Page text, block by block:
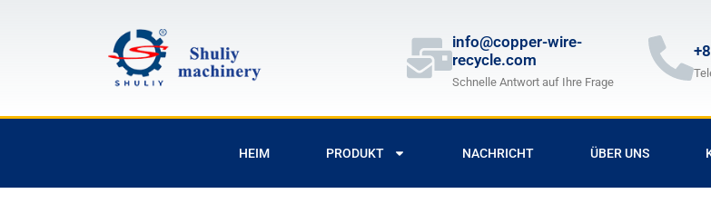
info@copper-wire-
recycle.com
Schnelle Antwort auf Ihre Frage
HEIM PRODUKT NACHRICHT ÜBER UNS